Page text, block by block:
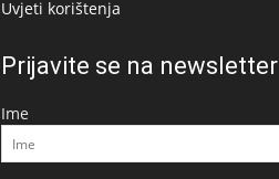
Uvjeti korištenja
Prijavite se na newsletter
Ime